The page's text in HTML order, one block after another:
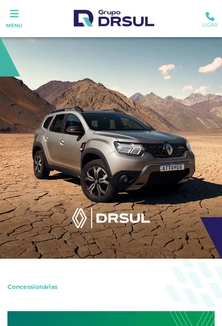
MENU LIGAR
Concessionárias